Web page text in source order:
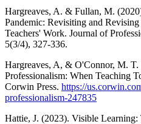
Hargreaves, A. & Fullan, M.
Pandemic: Revisiting and
Teachers' Work. Journal of
5(3/4), 327-336.
Hargreaves, A, & O'Connor, M.
Professionalism: When Teaching
Corwin Press. https://
professionalism-247835
Hattie, J. (2023). Visible